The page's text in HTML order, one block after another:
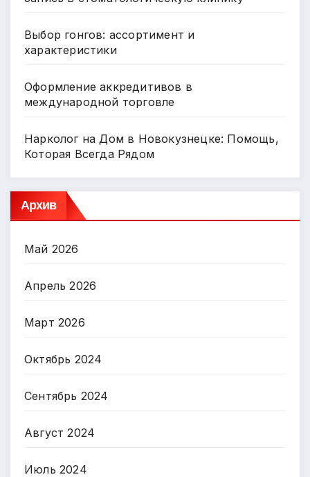
Выбор гонгов: ассортимент и
характеристики
Оформление аккредитивов в
международной торговле
Нарколог на Дом в Новокузнецке: Помощь,
Которая Всегда Рядом
Архив
Май 2026
Апрель 2026
Март 2026
Октябрь 2024
Сентябрь 2024
Август 2024
Июль 2024